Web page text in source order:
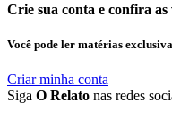
Crie sua conta e confira
Você pode ler matérias
Criar minha conta
Siga O Relato nas redes